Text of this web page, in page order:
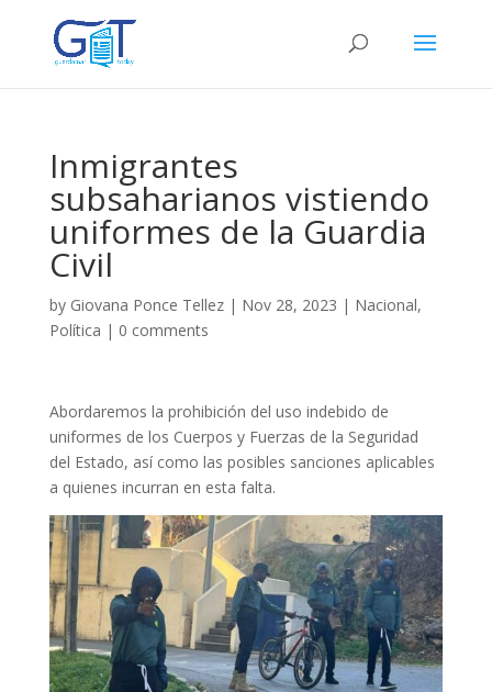
Inmigrantes
subsaharianos vistiendo
uniformes de la Guardia
Civil
by Giovana Ponce Tellez| Nov 28, 2023 | Nacional,
Política | 0 comments
Abordaremos la prohibición del uso indebido de
uniformes de los Cuerpos y Fuerzas de la Seguridad
del Estado, así como las posibles sanciones aplicables
a quienes incurran en esta falta.